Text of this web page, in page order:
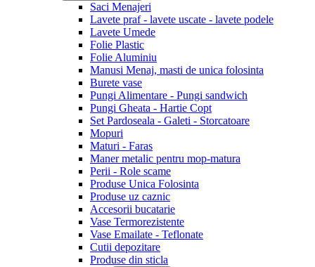
Saci Menajeri
Lavete praf - lavete uscate - lavete podele
Lavete Umede
Folie Plastic
Folie Aluminiu
Manusi Menaj, masti de unica folosinta
Burete vase
Pungi Alimentare - Pungi sandwich
Pungi Gheata - Hartie Copt
Set Pardoseala - Galeti - Storcatoare
Mopuri
Maturi - Faras
Maner metalic pentru mop-matura
Perii - Role scame
Produse Unica Folosinta
Produse uz caznic
Accesorii bucatarie
Vase Termorezistente
Vase Emailate - Teflonate
Cutii depozitare
Produse din sticla